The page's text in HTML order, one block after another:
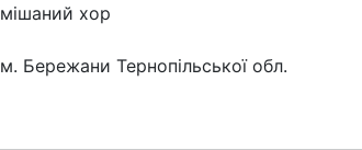
мішаний хор
м. Бережани Тернопільської обл.